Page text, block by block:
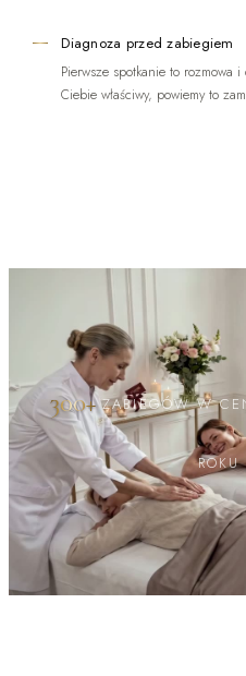
Diagnoza przed zabiegiem
Pierwsze spotkanie to rozmowa
Ciebie właściwy, powiemy to
300+ ZABIEGÓW W
ROKU